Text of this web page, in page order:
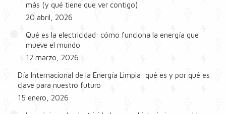
más (y qué tiene que ver contigo)
20 abril, 2026
Qué es la electricidad: cómo funciona la energía que
mueve el mundo
12 marzo, 2026
Día Internacional de la Energía Limpia: qué es y por qué es
clave para nuestro futuro
15 enero, 2026